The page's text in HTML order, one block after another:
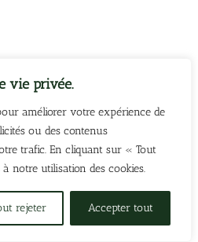
vie privée.
améliorer votre expérience de
ou des contenus
trafic. En cliquant sur « Tout
notre utilisation des cookies.
rejeter Accepter tout
Photographie
indépendant